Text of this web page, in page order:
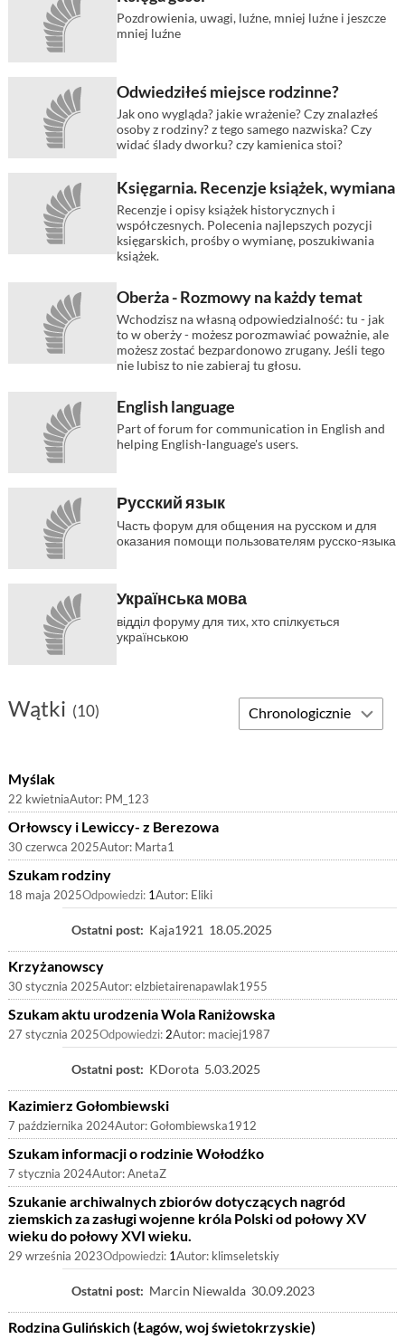
Pozdrowienia, uwagi, luźne, mniej luźne i jeszcze
mniej luźne
Odwiedziłeś miejsce rodzinne?
Jak ono wygląda? jakie wrażenie? Czy znalazłeś
osoby z rodziny? z tego samego nazwiska? Czy
widać ślady dworku? czy kamienica stoi?
Księgarnia. Recenzje książek, wymiana
Recenzje i opisy książek historycznych i
współczesnych. Polecenia najlepszych pozycji
księgarskich, prośby o wymianę, poszukiwania
książek.
Oberża - Rozmowy na każdy temat
Wchodzisz na własną odpowiedzialność: tu - jak
to w oberży - możesz porozmawiać poważnie, ale
możesz zostać bezpardonowo zrugany. Jeśli tego
nie lubisz to nie zabieraj tu głosu.
English language
Part of forum for communication in English and
helping English-language's users.
Русский язык
Часть форум для общения на русском и для
оказания помощи пользователям русско-языка
Українська мова
відділ форуму для тих, хто спілкується
українською
Wątki (10)
Myślak
22 kwietniaAutor: PM_123
Orłowscy i Lewiccy- z Berezowa
30 czerwca 2025Autor: Marta1
Szukam rodziny
18 maja 2025Odpowiedzi: 1Autor: Eliki
Ostatni post: Kaja1921 18.05.2025
Krzyżanowscy
30 stycznia 2025Autor:elzbietairenapawlak1955
Szukam aktu urodzenia Wola Raniżowska
27 stycznia 2025Odpowiedzi: 2Autor: maciej1987
Ostatni post: KDorota 5.03.2025
Kazimierz Gołombiewski
7 października 2024Autor:Gołombiewska1912
Szukam informacji o rodzinie Wołodźko
7 stycznia 2024Autor:AnetaZ
Szukanie archiwalnych zbiorów dotyczących nagród
ziemskich za zasługi wojenne króla Polski od połowy XV
wieku do połowy XVI wieku.
29 września 2023Odpowiedzi: 1Autor: klimseletskiy
Ostatni post: Marcin Niewalda 30.09.2023
Rodzina Gulińskich (Łagów, woj świetokrzyskie)